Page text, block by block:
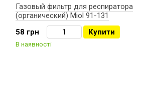
Газовый фильтр для респиратора
(органический) Miol 91-131
58 грн
Купити
В наявності